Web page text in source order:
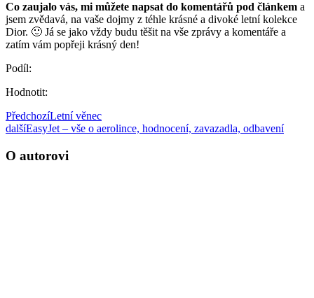
Co zaujalo vás, mi můžete napsat do komentářů pod článkem a
jsem zvědavá, na vaše dojmy z téhle krásné a divoké letní kolekce
Dior. 🙂 Já se jako vždy budu těšit na vše zprávy a komentáře a
zatím vám popřeji krásný den!
Podíl:
Hodnotit:
PředchozíLetní věnec
dalšíEasyJet – vše o aerolince, hodnocení, zavazadla, odbavení
O autorovi